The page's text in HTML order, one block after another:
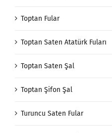
Toptan Fular
Toptan Saten Atatürk Fuları
Toptan Saten Şal
Toptan Şifon Şal
Turuncu Saten Fular